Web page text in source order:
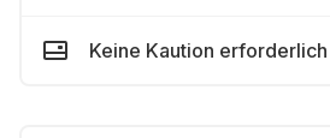
Keine Kaution erforderlich